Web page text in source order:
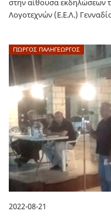
στην αίθουσα εκδηλώσεων
Λογοτεχνών (Ε.Ε.Λ.)
ΓΙΩΡΓΟΣ ΠΑΛΗΓΕΏΡΓΟΣ
2022-08-21